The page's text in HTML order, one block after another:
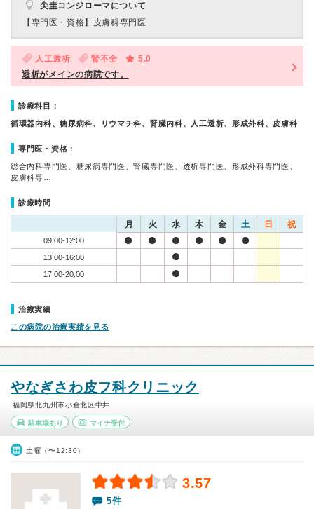
尖圭コンジローマについて
【専門医・資格】 皮膚科専門医
人工透析 腎不全
5.0
透析がメインの病院です。
診療科目：
循環器内科、糖尿病科、リウマチ科、腎臓内科、人工透析、形成外科、皮膚科
専門医・資格：
総合内科専門医、糖尿病専門医、腎臓専門医、透析専門医、形成外科専門医、
皮膚科専…
診療時間
月 火 水 木 金 土 日 祝
09:00-12:00
13:00-16:00
17:00-20:00
治療実績
この病院の治療実績を見る
やなぎさわ皮フ科クリニック
福岡県北九州市小倉北区中井
駐車場あり マイナ受付
土曜（〜12:30）
3.57
5件